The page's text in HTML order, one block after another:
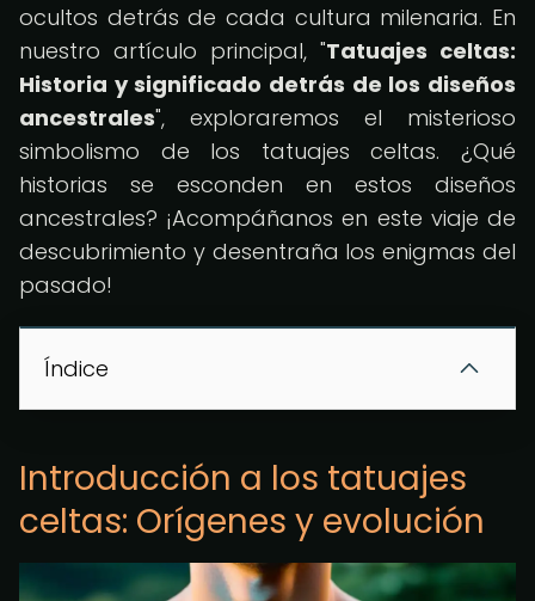
ocultos detrás de cada cultura milenaria. En
nuestro artículo principal, "Tatuajes celtas:
Historia y significado detrás de los diseños
ancestrales", exploraremos el misterioso
simbolismo de los tatuajes celtas. ¿Qué
historias se esconden en estos diseños
ancestrales? ¡Acompáñanos en este viaje de
descubrimiento y desentraña los enigmas del
pasado!
Índice
Introducción a los tatuajes
celtas: Orígenes y evolución